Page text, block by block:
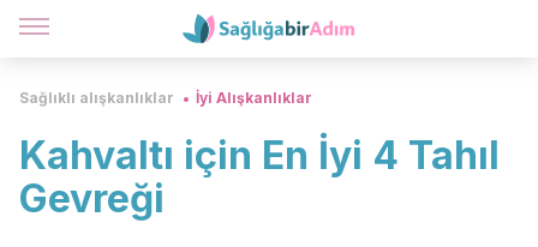
Sağlıklı alışkanlıklar İyi Alışkanlıklar
Kahvaltı için En İyi 4 Tahıl
Gevreği